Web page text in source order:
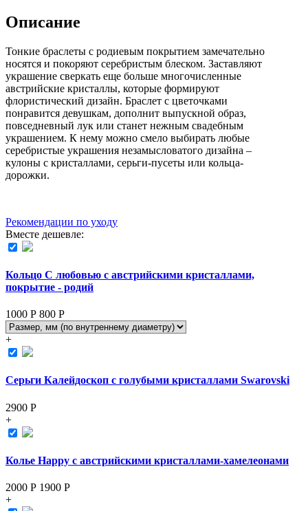
Описание
Тонкие браслеты с родиевым покрытием замечательно
носятся и покоряют серебристым блеском. Заставляют
украшение сверкать еще больше многочисленные
австрийские кристаллы, которые формируют
флористический дизайн. Браслет с цветочками
понравится девушкам, дополнит выпускной образ,
повседневный лук или станет нежным свадебным
украшением. К нему можно смело выбирать любые
серебристые украшения незамысловатого дизайна –
кулоны с кристаллами, серьги-пусеты или кольца-
дорожки.
Рекомендации по уходу
Вместе дешевле:
Кольцо С любовью с австрийскими кристаллами,
покрытие - родий
1000 Р 800 Р
+
Серьги Калейдоскоп с голубыми кристаллами Swarovski
2900 Р
+
Колье Happy с австрийскими кристаллами-хамелеонами
2000 Р 1900 Р
+